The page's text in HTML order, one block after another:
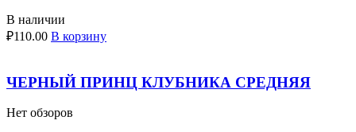
В наличии
₽110.00 В корзину
ЧЕРНЫЙ ПРИНЦ КЛУБНИКА СРЕДНЯЯ
Нет обзоров